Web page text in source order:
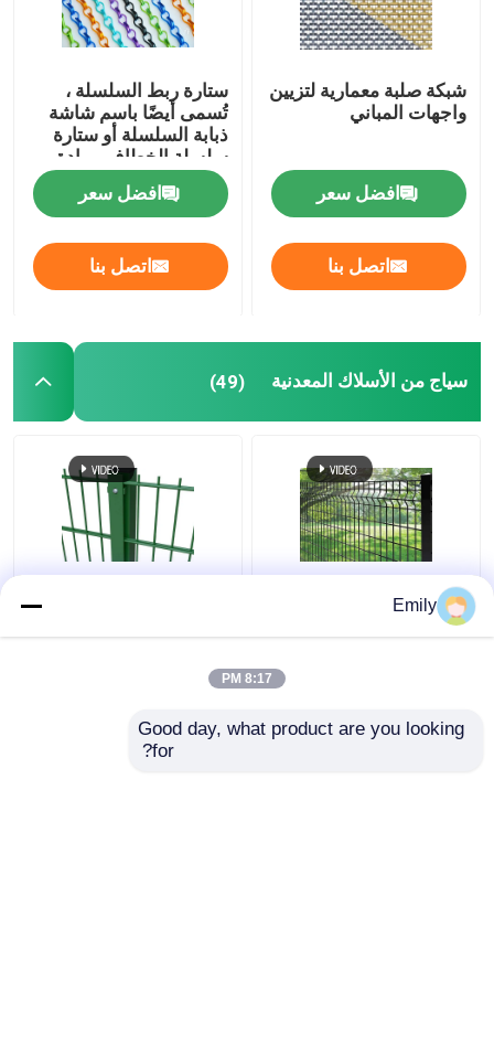
شبكة صلبة معمارية لتزيين
واجهات المباني
افضل سعر
اتصل بنا
ستارة ربط السلسلة ،
تُسمى أيضًا باسم شاشة
ذبابة السلسلة أو ستارة
سلسلة الخطاف ، مادة
الألومنيوم المؤكسد
افضل سعر
اتصل بنا
سياج من الأسلاك المعدنية (49)
أمان معدني سياج من
سياج سلك مزدوج بعرض
Emily
8:17 PM
Good day, what product are you looking
for?